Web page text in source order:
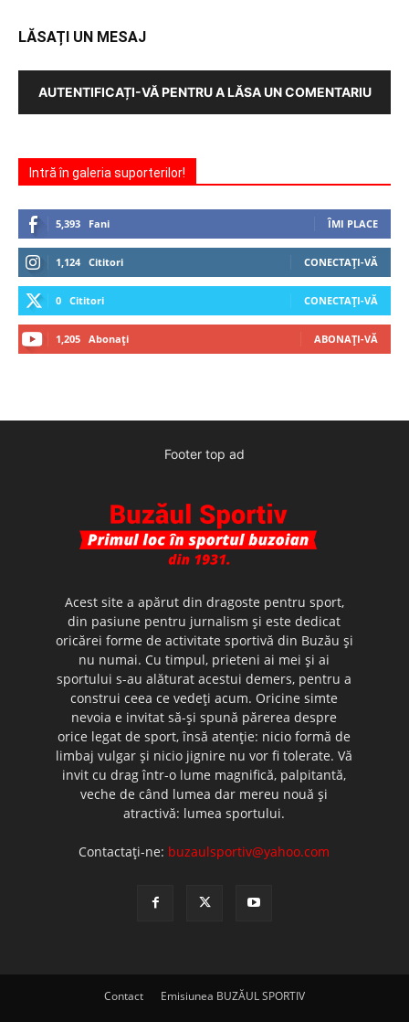
LĂSAȚI UN MESAJ
AUTENTIFICAȚI-VĂ PENTRU A LĂSA UN COMENTARIU
Intră în galeria suporterilor!
5,393 Fani ÎMI PLACE
1,124 Cititori CONECTAȚI-VĂ
0 Cititori CONECTAȚI-VĂ
1,205 Abonați ABONAȚI-VĂ
Footer top ad
Acest site a apărut din dragoste pentru sport,
din pasiune pentru jurnalism şi este dedicat
oricărei forme de activitate sportivă din Buzău şi
nu numai. Cu timpul, prieteni ai mei şi ai
sportului s-au alăturat acestui demers, pentru a
construi ceea ce vedeţi acum. Oricine simte
nevoia e invitat să-şi spună părerea despre
orice legat de sport, însă atenţie: nicio formă de
limbaj vulgar şi nicio jignire nu vor fi tolerate. Vă
invit cu drag într-o lume magnifică, palpitantă,
veche de când lumea dar mereu nouă şi
atractivă: lumea sportului.
Contactați-ne: buzaulsportiv@yahoo.com
Contact Emisiunea BUZĂUL SPORTIV